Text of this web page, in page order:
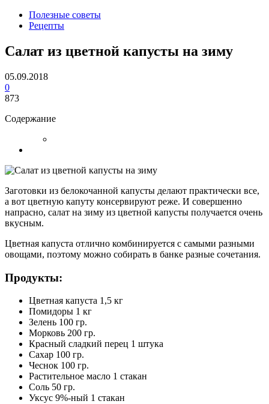
Полезные советы
Рецепты
Салат из цветной капусты на зиму
05.09.2018
0
873
Содержание
Заготовки из белокочанной капусты делают практически все,
а вот цветную капуту консервируют реже. И совершенно
напрасно, салат на зиму из цветной капусты получается очень
вкусным.
Цветная капуста отлично комбинируется с самыми разными
овощами, поэтому можно собирать в банке разные сочетания.
Продукты:
Цветная капуста 1,5 кг
Помидоры 1 кг
Зелень 100 гр.
Морковь 200 гр.
Красный сладкий перец 1 штука
Сахар 100 гр.
Чеснок 100 гр.
Растительное масло 1 стакан
Соль 50 гр.
Уксус 9%-ный 1 стакан